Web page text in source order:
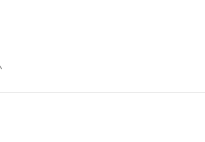
いていることがあり、製造ロット
とは異なります。※
の彫り刻印仕様となります。※
合、下部にはわずかに元の刻印が
装弾数23発。
からどうぞ。